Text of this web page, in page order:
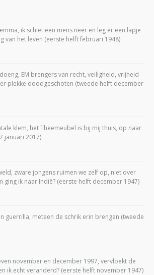
ik schiet een mens neer en leg er een lapje
van het leven (eerste helft februari 1948)
EM brengers van recht, veiligheid, vrijheid
plekke doodgeschoten (tweede helft december
klem, het Theemeubel is bij mij thuis, op naar
januari 2017)
zware jongens ruimen we zelf op, niet over
ging ik naar Indië? (eerste helft december 1947)
guerrilla, meteen de schrik erin brengen (tweede
november en december 1997, vervloekt de
ik echt veranderd? (eerste helft november 1947)